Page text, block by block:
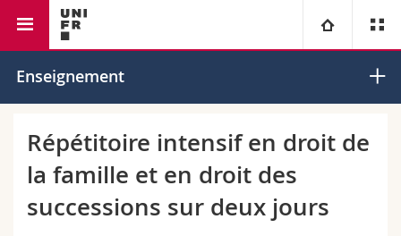
Université
Campus
Recherche
Théologie
Droit
Vous êtes
Futurs étudiants
Ressources
Faculté de droit Chaire de droit civil I
Enseignement
Répétitoire intensif en droit de
la famille et en droit des
successions sur deux jours